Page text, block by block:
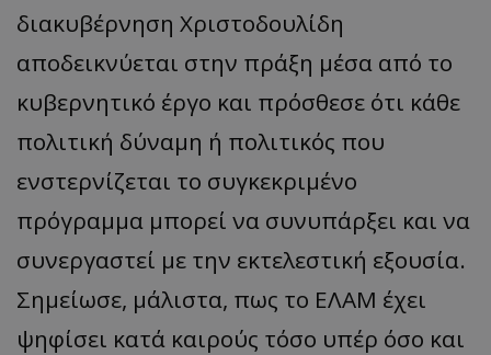
διακυβέρνηση Χριστοδουλίδη
αποδεικνύεται στην πράξη μέσα από το
κυβερνητικό έργο και πρόσθεσε ότι κάθε
πολιτική δύναμη ή πολιτικός που
ενστερνίζεται το συγκεκριμένο
πρόγραμμα μπορεί να συνυπάρξει και να
συνεργαστεί με την εκτελεστική εξουσία.
Σημείωσε, μάλιστα, πως το ΕΛΑΜ έχει
ψηφίσει κατά καιρούς τόσο υπέρ όσο και